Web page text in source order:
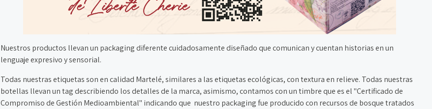
Nuestros productos llevan un packaging diferente cuidadosamente diseñado que comunican y cuentan historias en un
lenguaje expresivo y sensorial.
Todas nuestras etiquetas son en calidad Martelé, similares a las etiquetas ecológicas, con textura en relieve. Todas nuestras
botellas llevan un tag describiendo los detalles de la marca, asimismo, contamos con un timbre que es el "Certificado de
Compromiso de Gestión Medioambiental" indicando que nuestro packaging fue producido con recursos de bosque tratados